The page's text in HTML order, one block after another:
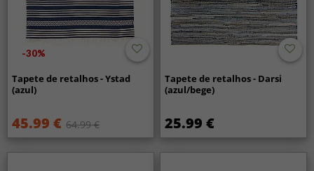
-30%
Tapete de retalhos - Ystad
(azul)
45.99 € 64.99 €
Tapete de retalhos - Darsi
(azul/bege)
25.99 €